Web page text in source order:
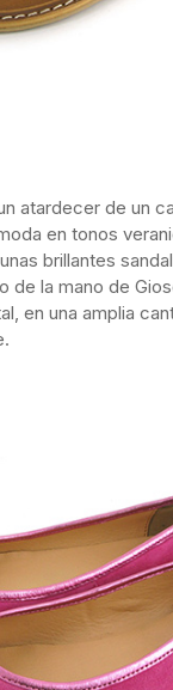
atardecer de un
en tonos
brillantes
de la mano de
en una amplia